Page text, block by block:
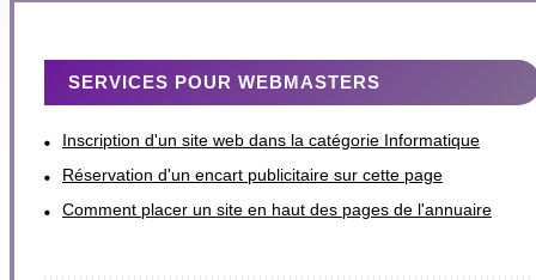
SERVICES POUR WEBMASTERS
Inscription d'un site web dans la catégorie Informatique
Réservation d'un encart publicitaire sur cette page
Comment placer un site en haut des pages de l'annuaire